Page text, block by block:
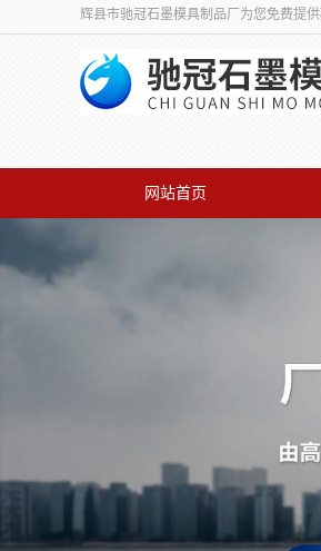
辉县市驰冠石墨模具制品厂为您免费提供
网站首页